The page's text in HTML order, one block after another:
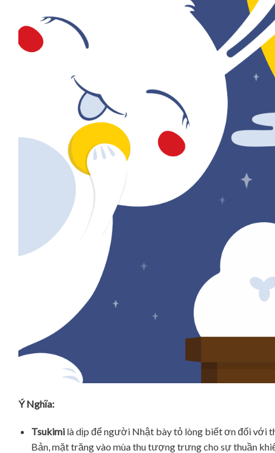
Ý Nghĩa:
Tsukimilà dịp để người Nhật bày tỏ lòng biết ơn đối với
Bản, mặt trăng vào mùa thu tượng trưng cho sự thuần